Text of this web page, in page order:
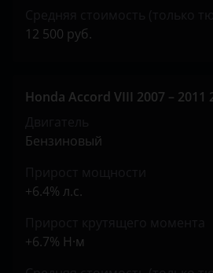
12 500 руб.
Honda Accord VIII 2007 – 2011
Бензиновый
+6.4% л.с.
+6.7% Н·м